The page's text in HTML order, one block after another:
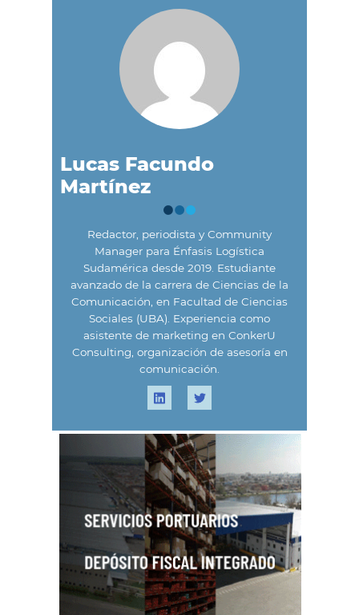
Lucas Facundo
Martínez
Redactor, periodista y Community
Manager para Énfasis Logística
Sudamérica desde 2019. Estudiante
avanzado de la carrera de Ciencias de la
Comunicación, en Facultad de Ciencias
Sociales (UBA). Experiencia como
asistente de marketing en ConkerU
Consulting, organización de asesoría en
comunicación.